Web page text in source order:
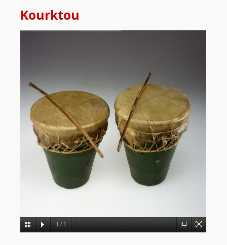
Kourktou
1 / 1